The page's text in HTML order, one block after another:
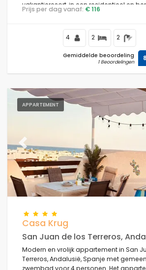
vakantieresort, in een residentieel en
strandgebied, dichtbij winkels en
Prijs per dag vanaf: € 116
4 2 2
Gemiddelde beoordeling
1 Beoordelingen
APPARTEMENT
Previous
Casa Krug
San Juan de los Terreros,
Modern en vrolijk appartement in San
Terreros, Andalusië, Spanje met
zwembad voor 4 personen. Het